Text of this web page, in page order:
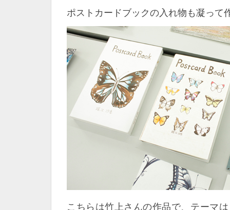
ポストカードブックの入れ物も凝って
こちらは竹上さんの作品で、テーマ